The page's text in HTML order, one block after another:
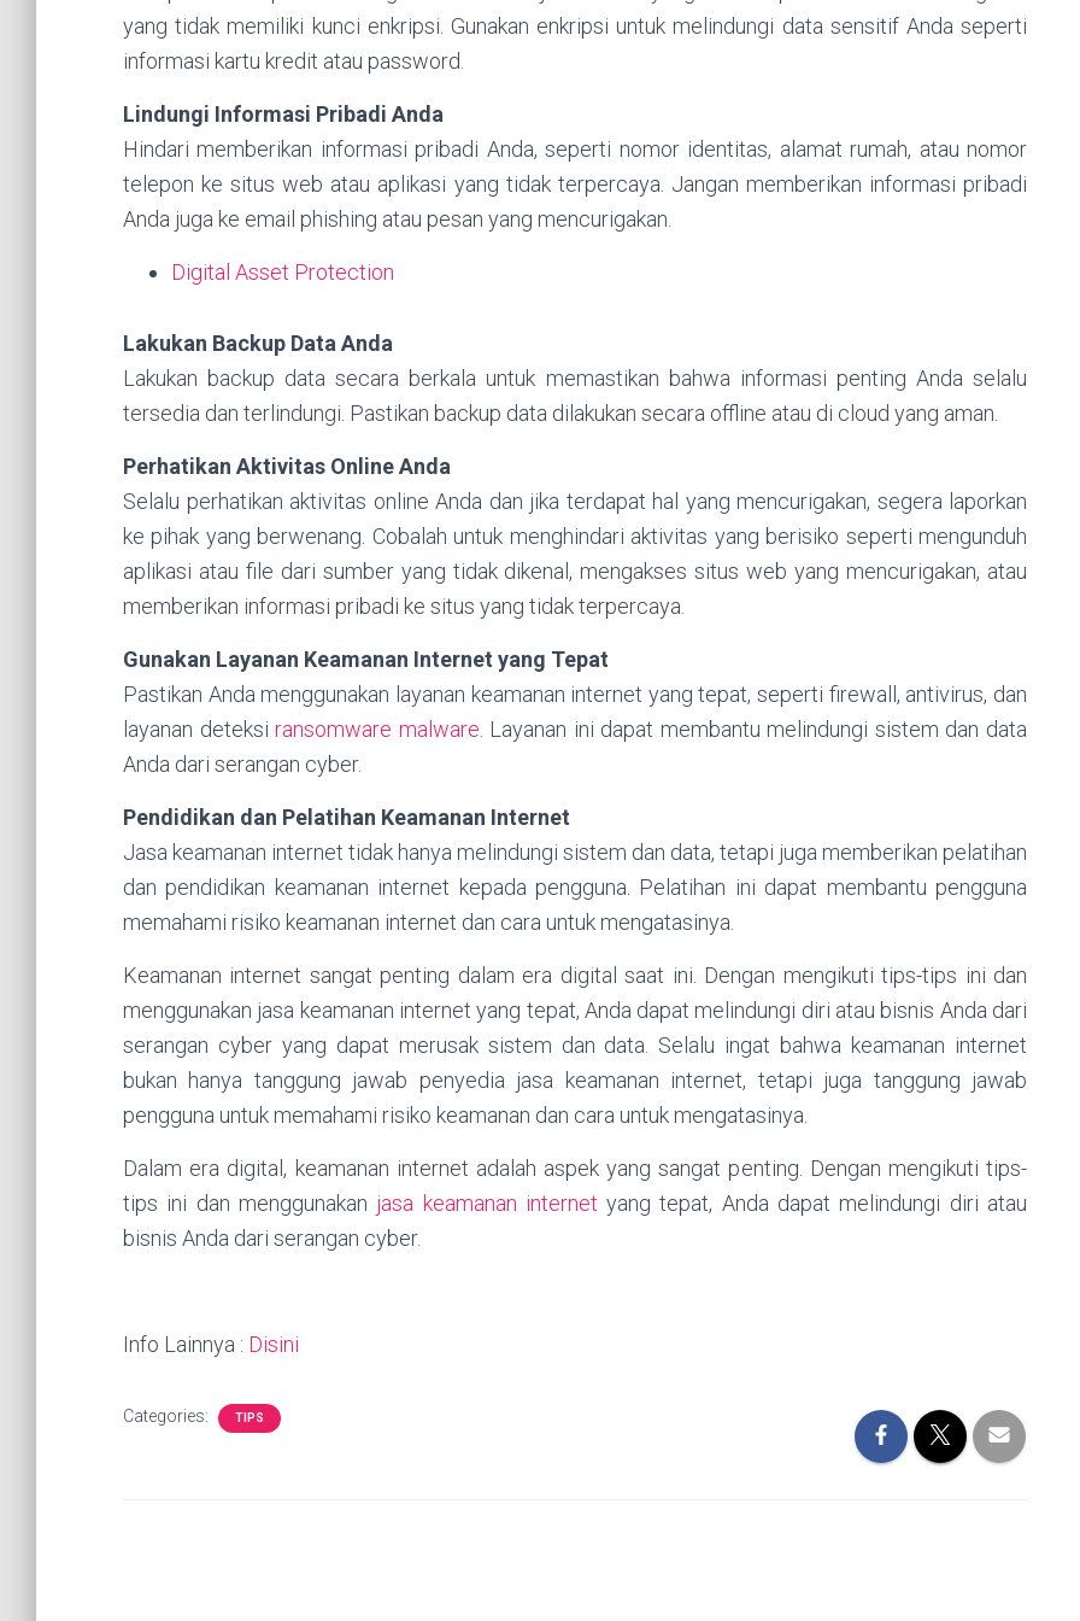
yang tidak memiliki kunci enkripsi. Gunakan enkripsi untuk melindungi data sensitif Anda seperti
informasi kartu kredit atau password.
Lindungi Informasi Pribadi Anda
Hindari memberikan informasi pribadi Anda, seperti nomor identitas, alamat rumah, atau nomor
telepon ke situs web atau aplikasi yang tidak terpercaya. Jangan memberikan informasi pribadi
Anda juga ke email phishing atau pesan yang mencurigakan.
Digital Asset Protection
Lakukan Backup Data Anda
Lakukan backup data secara berkala untuk memastikan bahwa informasi penting Anda selalu
tersedia dan terlindungi. Pastikan backup data dilakukan secara offline atau di cloud yang aman.
Perhatikan Aktivitas Online Anda
Selalu perhatikan aktivitas online Anda dan jika terdapat hal yang mencurigakan, segera laporkan
ke pihak yang berwenang. Cobalah untuk menghindari aktivitas yang berisiko seperti mengunduh
aplikasi atau file dari sumber yang tidak dikenal, mengakses situs web yang mencurigakan, atau
memberikan informasi pribadi ke situs yang tidak terpercaya.
Gunakan Layanan Keamanan Internet yang Tepat
Pastikan Anda menggunakan layanan keamanan internet yang tepat, seperti firewall, antivirus, dan
layanan deteksiransomware malware . Layanan ini dapat membantu melindungi sistem dan data
Anda dari serangan cyber.
Pendidikan dan Pelatihan Keamanan Internet
Jasa keamanan internet tidak hanya melindungi sistem dan data, tetapi juga memberikan pelatihan
dan pendidikan keamanan internet kepada pengguna. Pelatihan ini dapat membantu pengguna
memahami risiko keamanan internet dan cara untuk mengatasinya.
Keamanan internet sangat penting dalam era digital saat ini. Dengan mengikuti tips-tips ini dan
menggunakan jasa keamanan internet yang tepat, Anda dapat melindungi diri atau bisnis Anda dari
serangan cyber yang dapat merusak sistem dan data. Selalu ingat bahwa keamanan internet
bukan hanya tanggung jawab penyedia jasa keamanan internet, tetapi juga tanggung jawab
pengguna untuk memahami risiko keamanan dan cara untuk mengatasinya.
Dalam era digital, keamanan internet adalah aspek yang sangat penting. Dengan mengikuti tips-
tips ini dan menggunakan jasa keamanan internet yang tepat, Anda dapat melindungi diri atau
bisnis Anda dari serangan cyber.
Info Lainnya : Disini
Categories: TIPS